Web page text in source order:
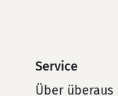
Service
Über überaus